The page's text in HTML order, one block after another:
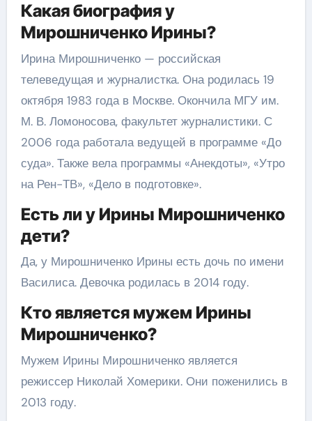
Какая биография у
Мирошниченко Ирины?
Ирина Мирошниченко — российская
телеведущая и журналистка. Она родилась 19
октября 1983 года в Москве. Окончила МГУ им.
М. В. Ломоносова, факультет журналистики. С
2006 года работала ведущей в программе «До
суда». Также вела программы «Анекдоты», «Утро
на Рен-ТВ», «Дело в подготовке».
Есть ли у Ирины Мирошниченко
дети?
Да, у Мирошниченко Ирины есть дочь по имени
Василиса. Девочка родилась в 2014 году.
Кто является мужем Ирины
Мирошниченко?
Мужем Ирины Мирошниченко является
режиссер Николай Хомерики. Они поженились в
2013 году.